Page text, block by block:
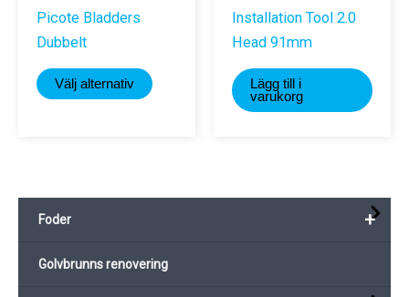
Picote Bladders
Dubbelt
Välj alternativ
Den
varianter.
alternativen
Installation Tool 2.0
Head 91mm
Lägg till i
varukorg
+
Foder
Golvbrunns renovering